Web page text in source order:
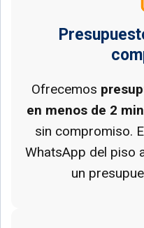
Ofrecemos
en menos de 2
sin compromiso.
WhatsApp del piso
un